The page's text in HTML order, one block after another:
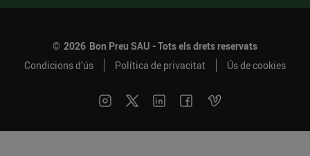
© 2026 Bon Preu SAU - Tots els drets reservats
Condicions d’ús
Política de privacitat Ús de cookies